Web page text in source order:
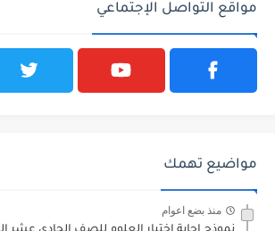
مواقع التواصل الإجتماعي
مواضيع تهمك
منذ بضع اعوام